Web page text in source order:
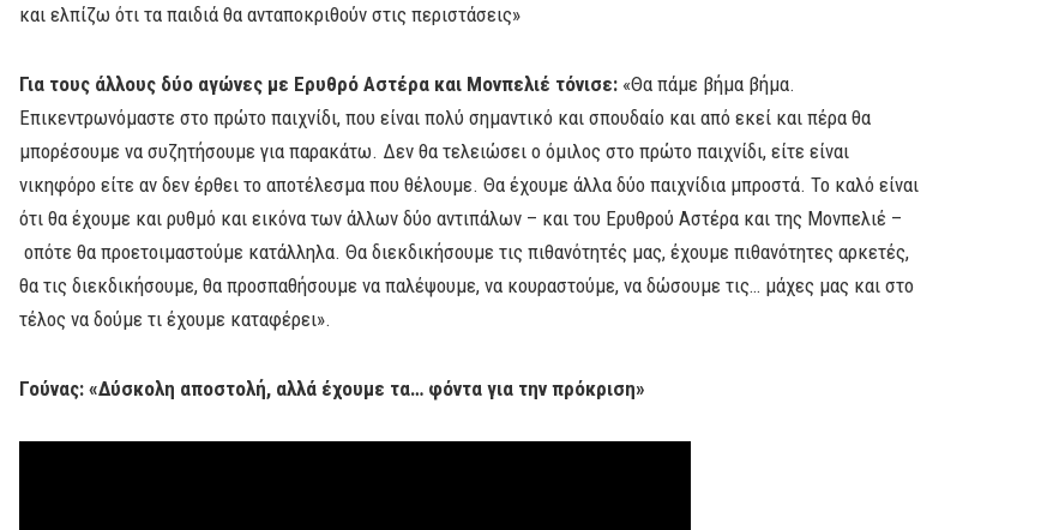
και ελπίζω ότι τα παιδιά θα ανταποκριθούν στις περιστάσεις»
Για τους άλλους δύο αγώνες με Ερυθρό Αστέρα και Μονπελιέ τόνισε: «Θα πάμε βήμα βήμα.
Επικεντρωνόμαστε στο πρώτο παιχνίδι, που είναι πολύ σημαντικό και σπουδαίο και από εκεί και πέρα θα
μπορέσουμε να συζητήσουμε για παρακάτω. Δεν θα τελειώσει ο όμιλος στο πρώτο παιχνίδι, είτε είναι
νικηφόρο είτε αν δεν έρθει το αποτέλεσμα που θέλουμε. Θα έχουμε άλλα δύο παιχνίδια μπροστά. Το καλό είναι
ότι θα έχουμε και ρυθμό και εικόνα των άλλων δύο αντιπάλων – και του Ερυθρού Αστέρα και της Μονπελιέ –
οπότε θα προετοιμαστούμε κατάλληλα. Θα διεκδικήσουμε τις πιθανότητές μας, έχουμε πιθανότητες αρκετές,
θα τις διεκδικήσουμε, θα προσπαθήσουμε να παλέψουμε, να κουραστούμε, να δώσουμε τις… μάχες μας και στο
τέλος να δούμε τι έχουμε καταφέρει».
Γούνας: «Δύσκολη αποστολή, αλλά έχουμε τα… φόντα για την πρόκριση»